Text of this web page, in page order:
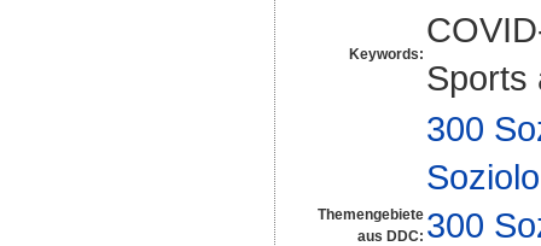
Keywords:
Sports
Themengebiete
aus DDC:
300
300